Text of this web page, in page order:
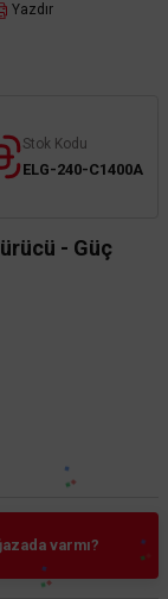
Yazdır
Stok Kodu
ELG-240-C1400A
- Güç
varmı?